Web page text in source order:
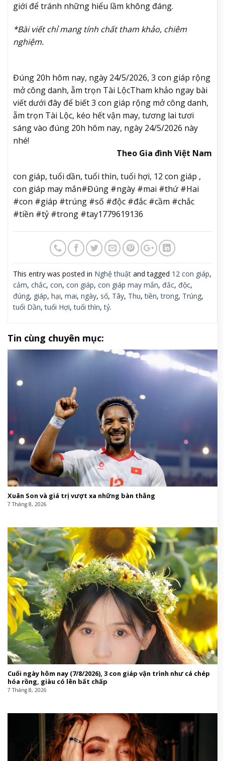
giới để tránh những hiểu lầm không đáng.
*Bài viết chỉ mang tính chất tham khảo, chiêm
nghiệm.
Đúng 20h hôm nay, ngày 24/5/2026, 3 con giáp rộng
mở công danh, ẵm trọn Tài LộcTham khảo ngay bài
viết dưới đây để biết 3 con giáp rộng mở công danh,
ẵm trọn Tài Lộc, kéo hết vận may, tương lai tươi
sáng vào đúng 20h hôm nay, ngày 24/5/2026 này
nhé!
Theo Gia đình Việt Nam
con giáp, tuổi dần, tuổi thìn, tuổi hợi, 12 con giáp ,
con giáp may mắn#Đúng #ngày #mai #thứ #Hai
#con #giáp #trúng #số #độc #đắc #cầm #chắc
#tiền #tỷ #trong #tay1779619136
This entry was posted in Nghệ thuật and tagged 12 con giáp,
cảm, chắc, con, con giáp, con giáp may mắn, đắc, độc,
đúng, giáp, hại, mai, ngày, số, Tây, Thu,tiền,trong, Trúng,
tuổi Dần,tuổi Hợi,tuổi thìn,tỷ.
Tin cùng chuyên mục:
Xuân Son và giá trị vượt xa những bàn thắng
7 Tháng 8, 2026
Cuối ngày hôm nay (7/8/2026), 3 con giáp vận trình như cá chép
hóa rồng, giàu có lên bất chấp
7 Tháng 8, 2026